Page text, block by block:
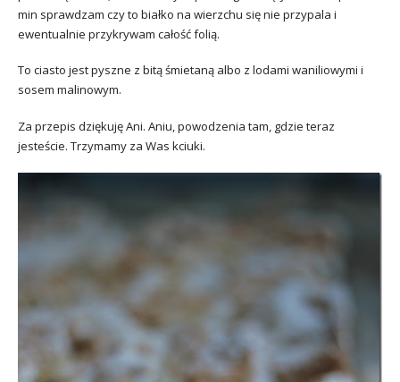
min sprawdzam czy to białko na wierzchu się nie przypala i
ewentualnie przykrywam całość folią.
To ciasto jest pyszne z bitą śmietaną albo z lodami waniliowymi i
sosem malinowym.
Za przepis dziękuję Ani. Aniu, powodzenia tam, gdzie teraz
jesteście. Trzymamy za Was kciuki.